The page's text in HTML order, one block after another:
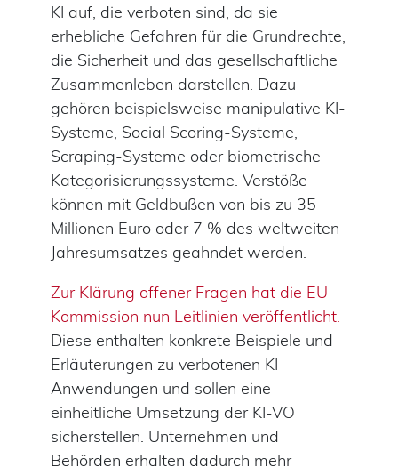
KI auf, die verboten sind, da sie
erhebliche Gefahren für die Grundrechte,
die Sicherheit und das gesellschaftliche
Zusammenleben darstellen. Dazu
gehören beispielsweise manipulative KI-
Systeme, Social Scoring-Systeme,
Scraping-Systeme oder biometrische
Kategorisierungssysteme. Verstöße
können mit Geldbußen von bis zu 35
Millionen Euro oder 7 % des weltweiten
Jahresumsatzes geahndet werden.
Zur Klärung offener Fragen hat die EU-
Kommission nun Leitlinien veröffentlicht.
Diese enthalten konkrete Beispiele und
Erläuterungen zu verbotenen KI-
Anwendungen und sollen eine
einheitliche Umsetzung der KI-VO
sicherstellen. Unternehmen und
Behörden erhalten dadurch mehr